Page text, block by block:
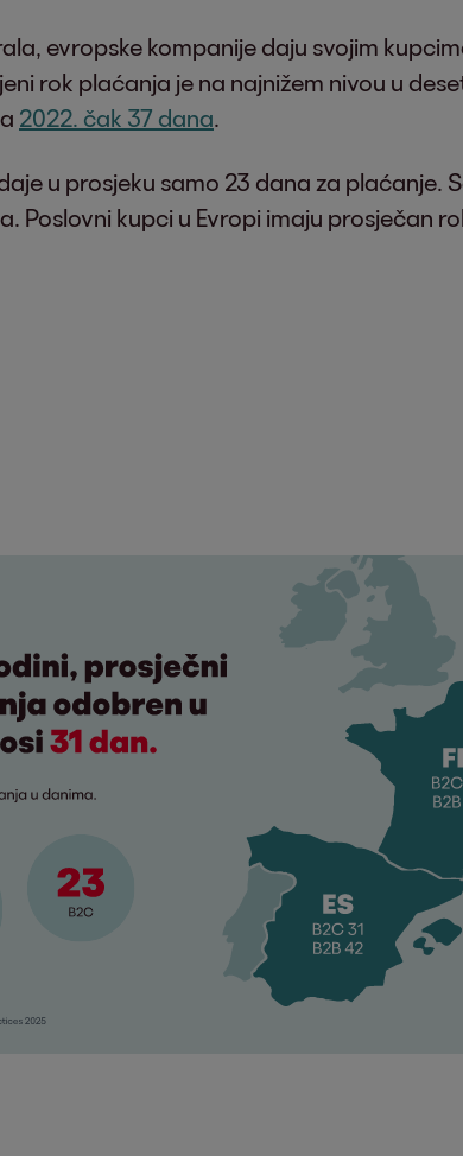
evropske kompanije daju svojim
rok plaćanja je na najnižem nivou u
2022. čak 37 dana.
u prosjeku samo 23 dana za plaćanje.
Poslovni kupci u Evropi imaju prosječan